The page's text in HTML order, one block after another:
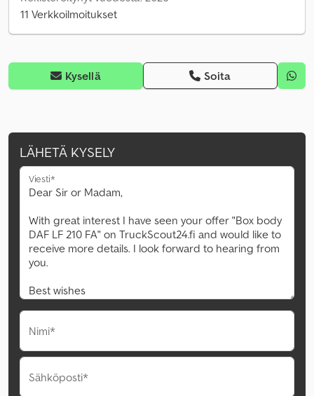
11 Verkkoilmoitukset
Kysellä Soita
LÄHETÄ KYSELY
Viesti*
Nimi*
Sähköposti*